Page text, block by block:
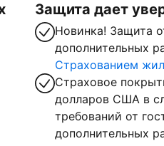
Защита дает
Новинка! Защита
дополнительных
Страхованием
Страховое
долларов США в
требований от
дополнительных